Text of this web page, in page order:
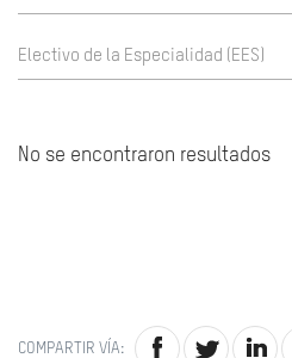
Electivo de la Especialidad (EES)
No se encontraron resultados
COMPARTIR VÍA: